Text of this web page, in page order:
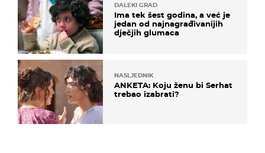
DALEKI GRAD
Ima tek šest godina, a već je
jedan od najnagrađivanijih
dječjih glumaca
NASLJEDNIK
ANKETA: Koju ženu bi Serhat
trebao izabrati?